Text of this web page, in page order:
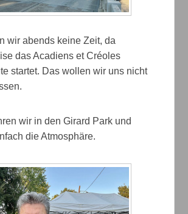
wir abends keine Zeit, da
das Acadiens et Créoles
startet. Das wollen wir uns nicht
wir in den Girard Park und
die Atmosphäre.